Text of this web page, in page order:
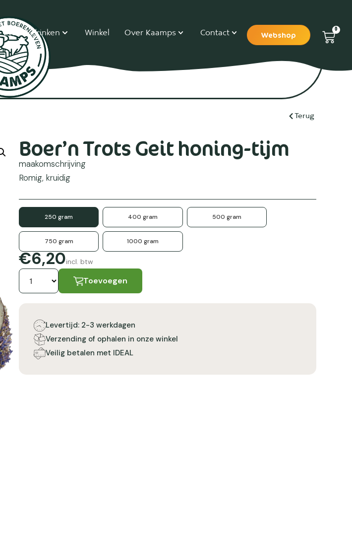
Eten & drinken Winkel Over Kaamps Contact Webshop
0
Terug
Boer’n Trots Geit honing-tijm
maakomschrijving
Romig, kruidig
250 gram 400 gram 500 gram
750 gram 1000 gram
€6,20incl. btw
Toevoegen
Levertijd: 2-3 werkdagen
Verzending of ophalen in onze winkel
Veilig betalen met IDEAL